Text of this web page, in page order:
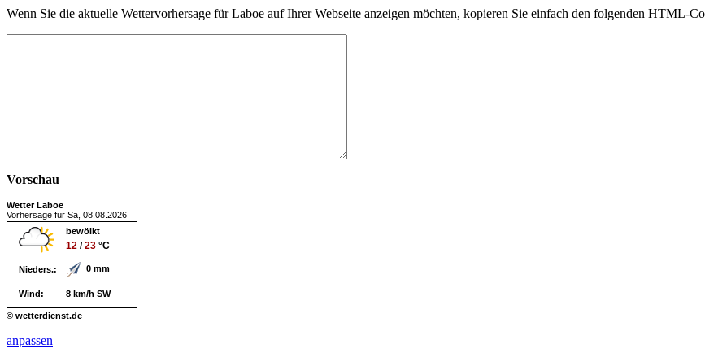
Wenn Sie die aktuelle Wettervorhersage für Laboe auf Ihrer Webseite anzeigen möchten, kopieren Sie einfach den folgenden HTML-
Vorschau
Wetter Laboe
Vorhersage für Sa, 08.08.2026
bewölkt
12 /23 °C
Nieders.: 0 mm
Wind: 8 km/h SW
© wetterdienst.de
anpassen